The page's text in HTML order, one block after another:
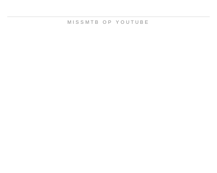
MISSMTB OP YOUTUBE